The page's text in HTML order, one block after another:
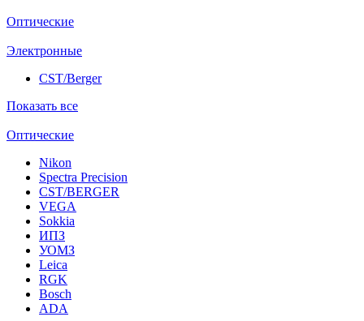
Оптические
Электронные
CST/Berger
Показать все
Оптические
Nikon
Spectra Precision
CST/BERGER
VEGA
Sokkia
ИПЗ
УОМЗ
Leica
RGK
Bosch
ADA